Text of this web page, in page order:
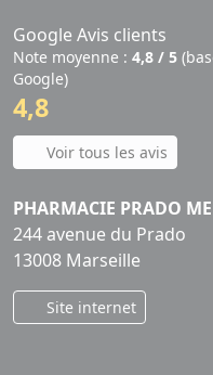
Google Avis clients
Note moyenne : 4,8 / 5
Google)
4,8
Voir tous les avis
PHARMACIE PRADO
244 avenue du Prado
13008 Marseille
Site internet